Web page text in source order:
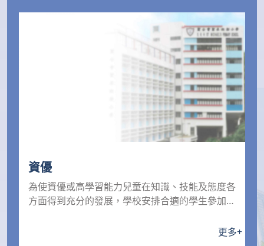
資優
為使資優或高學習能力兒童在知識、技能及態度各
方面得到充分的發展，學校安排合適的學生參加由
更多+